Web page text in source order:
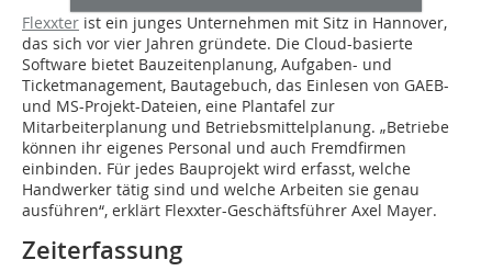
Flexxter ist ein junges Unternehmen mit Sitz in Hannover,
das sich vor vier Jahren gründete. Die Cloud-basierte
Software bietet Bauzeitenplanung, Aufgaben- und
Ticketmanagement, Bautagebuch, das Einlesen von GAEB-
und MS-Projekt-Dateien, eine Plantafel zur
Mitarbeiterplanung und Betriebsmittelplanung. „Betriebe
können ihr eigenes Personal und auch Fremdfirmen
einbinden. Für jedes Bauprojekt wird erfasst, welche
Handwerker tätig sind und welche Arbeiten sie genau
ausführen“, erklärt Flexxter-Geschäftsführer Axel Mayer.
Zeiterfassung